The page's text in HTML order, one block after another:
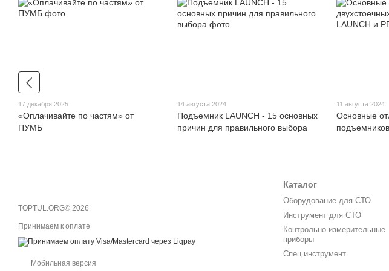
17 декабря 2025
«Оплачивайте по частям» от
ПУМБ
14 августа 2024
Подъемник LAUNCH - 15 основных
причин для правильного выбора
11 августа 2024
Основные
TOPTUL.ORG© 2026
Принимаем к оплате
Мобильная версия
Каталог
Оборудование для СТО
Инструмент для СТО
Контрольно-измерительные
приборы
Спец инструмент